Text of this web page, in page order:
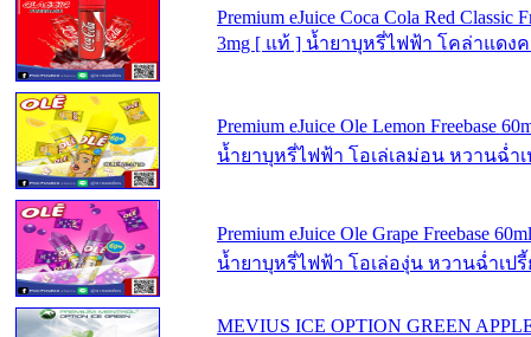
Premium eJuice Coca Cola Red Classic
3mg [ แท้ ] น้ำยาบุหรี่ไฟฟ้า โคล่าแดง
Premium eJuice Ole Lemon Freebase
น้ำยาบุหรี่ไฟฟ้า โอเล่เลม่อน หวานฉ่ำเ
Premium eJuice Ole Grape Freebase
น้ำยาบุหรี่ไฟฟ้า โอเล่องุ่น หวานฉ่ำเปรี้
MEVIUS ICE OPTION GREEN APPLE